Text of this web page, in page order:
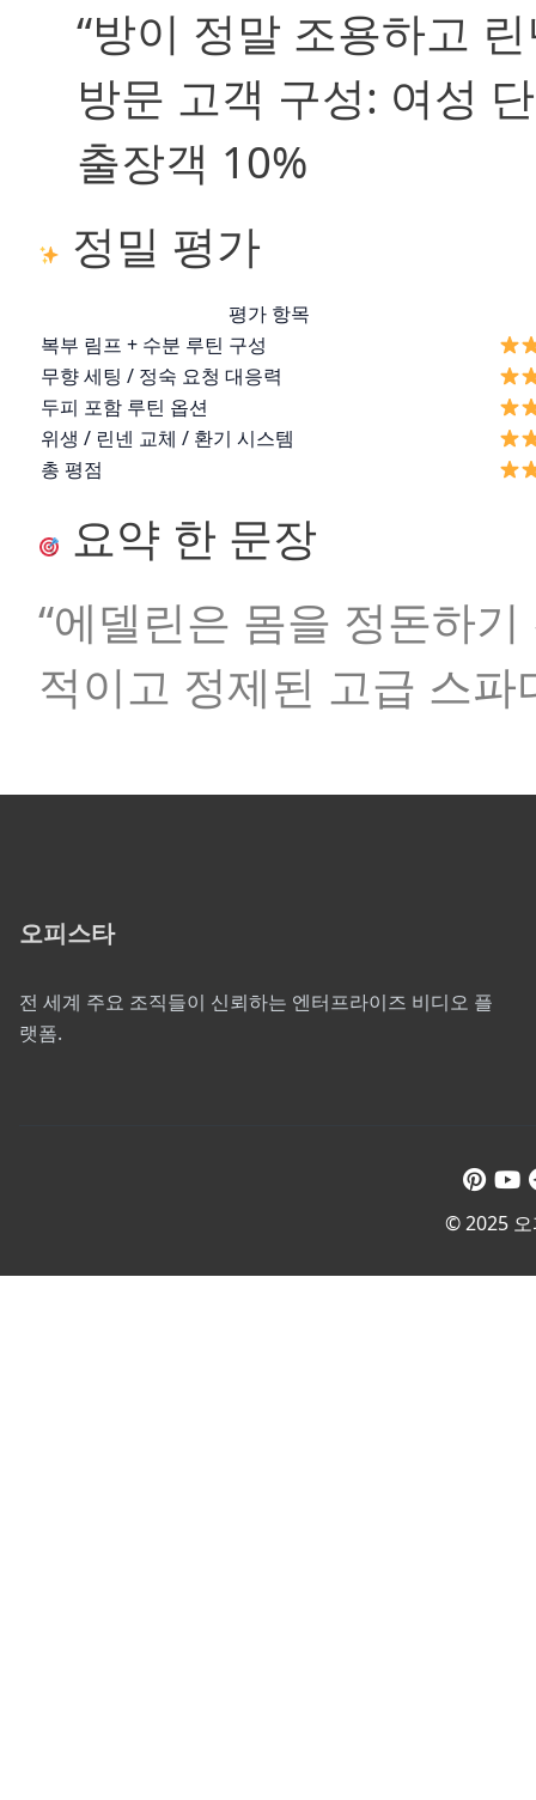
“방이 정말 조용하고
방문 고객 구성: 여성
출장객 10%
정밀 평가
평가 항목
복부 림프 + 수분 루틴 구성
무향 세팅 / 정숙 요청 대응력
두피 포함 루틴 옵션
위생 / 린넨 교체 / 환기 시스템
총 평점
요약 한 문장
“에델린은 몸을 정돈하
적이고 정제된 고급 스파
오피스타
전 세계 주요 조직들이 신뢰하는 엔터프라이즈 비디오 플
랫폼.
© 2025 오